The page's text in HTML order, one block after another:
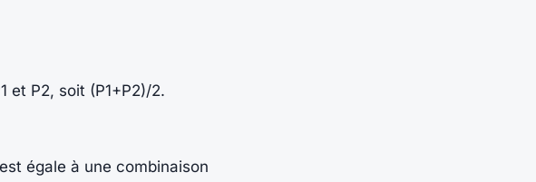
et P2, soit (P1+P2)/2.
égale à une combinaison